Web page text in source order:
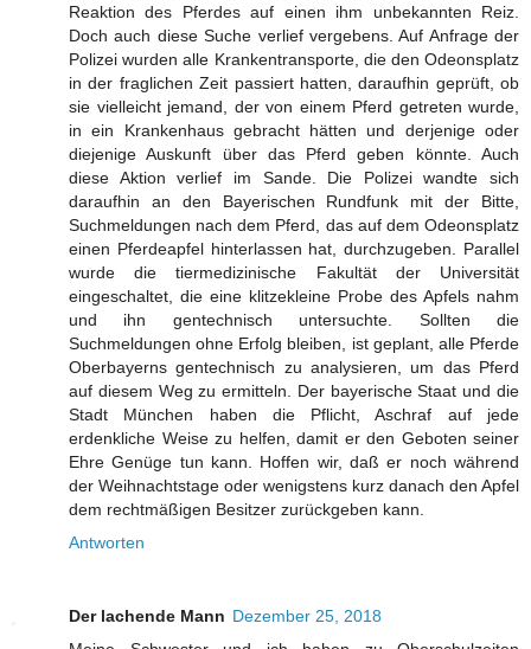
Reaktion des Pferdes auf einen ihm unbekannten Reiz.
Doch auch diese Suche verlief vergebens. Auf Anfrage der
Polizei wurden alle Krankentransporte, die den Odeonsplatz
in der fraglichen Zeit passiert hatten, daraufhin geprüft, ob
sie vielleicht jemand, der von einem Pferd getreten wurde,
in ein Krankenhaus gebracht hätten und derjenige oder
diejenige Auskunft über das Pferd geben könnte. Auch
diese Aktion verlief im Sande. Die Polizei wandte sich
daraufhin an den Bayerischen Rundfunk mit der Bitte,
Suchmeldungen nach dem Pferd, das auf dem Odeonsplatz
einen Pferdeapfel hinterlassen hat, durchzugeben. Parallel
wurde die tiermedizinische Fakultät der Universität
eingeschaltet, die eine klitzekleine Probe des Apfels nahm
und ihn gentechnisch untersuchte. Sollten die
Suchmeldungen ohne Erfolg bleiben, ist geplant, alle Pferde
Oberbayerns gentechnisch zu analysieren, um das Pferd
auf diesem Weg zu ermitteln. Der bayerische Staat und die
Stadt München haben die Pflicht, Aschraf auf jede
erdenkliche Weise zu helfen, damit er den Geboten seiner
Ehre Genüge tun kann. Hoffen wir, daß er noch während
der Weihnachtstage oder wenigstens kurz danach den Apfel
dem rechtmäßigen Besitzer zurückgeben kann.
Antworten
Der lachende Mann Dezember 25, 2018